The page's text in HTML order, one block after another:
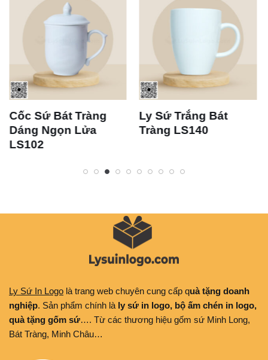
Cốc Sứ Bát Tràng
Dáng Ngọn Lửa
LS102
Ly Sứ Trắng Bát
Tràng LS140
Ly Sứ In Logo là trang web chuyên cung cấp quà tặng doanh
nghiệp. Sản phẩm chính là ly sứ in logo, bộ ấm chén in logo,
quà tặng gốm sứ…. Từ các thương hiệu gốm sứ Minh Long,
Bát Tràng, Minh Châu…